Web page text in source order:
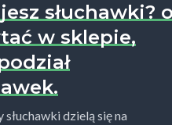
słuchawki? o
w sklepie,
słuchawki dzielą się na